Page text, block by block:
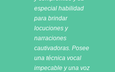
especial habilidad
para brindar
locuciones y
narraciones
cautivadoras. Posee
una técnica vocal
impecable y una voz